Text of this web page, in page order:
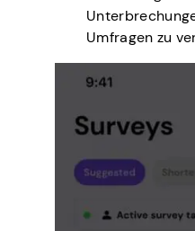
Umfragen zu